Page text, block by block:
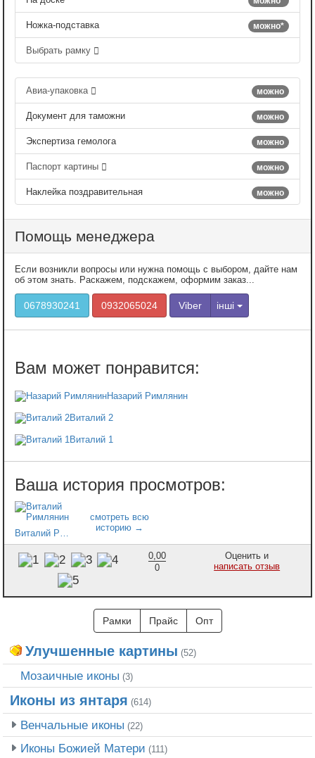
можно*
Ножка-подставка
Выбрать рамку
можно
Авиа-упаковка
можно
Документ для таможни
можно
Экспертиза гемолога
можно
Паспорт картины
можно
Наклейка поздравительная
Помощь менеджера
Если возникли вопросы или нужна помощь с выбором, дайте нам
об этом знать. Раскажем, подскажем, оформим заказ...
0678930241 0932065024 Viber інші
Назарий Римлянин
Виталий 2
Виталий 1
0,00
0
Оценить и
написать отзыв
Рамки Прайс Опт
Улучшенные картины (52)
Мозаичные иконы (3)
Иконы из янтаря (614)
Венчальные иконы (22)
Иконы Божией Матери (111)